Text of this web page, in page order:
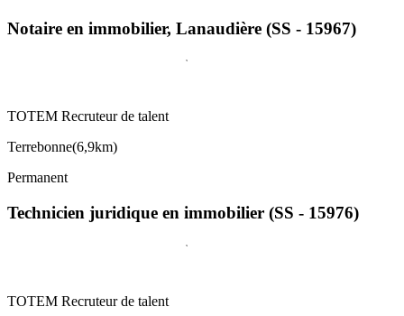
Notaire en immobilier, Lanaudière (SS - 15967)
TOTEM Recruteur de talent
Terrebonne(6,9km)
Permanent
Technicien juridique en immobilier (SS - 15976)
TOTEM Recruteur de talent